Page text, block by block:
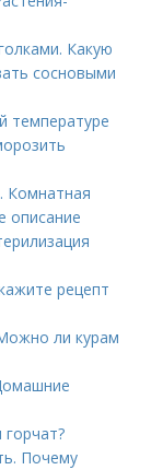
Какую
сосновыми
температуре
Комнатная
описание
рецепт
ли курам
Почему